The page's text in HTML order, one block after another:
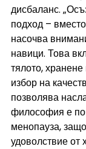
дисбаланс.
подход –
насочва
навици. Това
тялото,
избор на
позволява
философия е
менопауза,
удоволствие от